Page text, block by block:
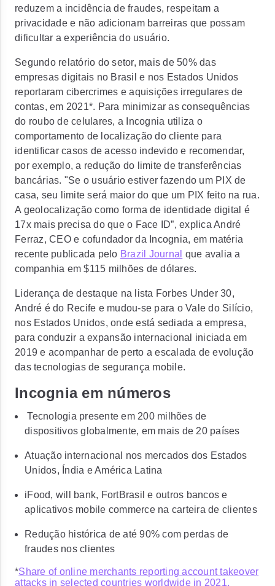
reduzem a incidência de fraudes, respeitam a
privacidade e não adicionam barreiras que possam
dificultar a experiência do usuário.
Segundo relatório do setor, mais de 50% das
empresas digitais no Brasil e nos Estados Unidos
reportaram cibercrimes e aquisições irregulares de
contas, em 2021*. Para minimizar as consequências
do roubo de celulares, a Incognia utiliza o
comportamento de localização do cliente para
identificar casos de acesso indevido e recomendar,
por exemplo, a redução do limite de transferências
bancárias. "Se o usuário estiver fazendo um PIX de
casa, seu limite será maior do que um PIX feito na rua.
A geolocalização como forma de identidade digital é
17x mais precisa do que o Face ID”, explica André
Ferraz, CEO e cofundador da Incognia, em matéria
recente publicada pelo Brazil Journal que avalia a
companhia em $115 milhões de dólares.
Liderança de destaque na lista Forbes Under 30,
André é do Recife e mudou-se para o Vale do Silício,
nos Estados Unidos, onde está sediada a empresa,
para conduzir a expansão internacional iniciada em
2019 e acompanhar de perto a escalada de evolução
das tecnologias de segurança mobile.
Incognia em números
Tecnologia presente em 200 milhões de
dispositivos globalmente, em mais de 20 países
Atuação internacional nos mercados dos Estados
Unidos, Índia e América Latina
iFood, will bank, FortBrasil e outros bancos e
aplicativos mobile commerce na carteira de clientes
Redução histórica de até 90% com perdas de
fraudes nos clientes
*Share of online merchants reporting account takeover
attacks in selected countries worldwide in 2021,